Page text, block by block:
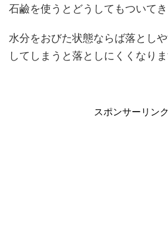
石鹼を使うとどうしてもついてき
水分をおびた状態ならば落とし
してしまうと落としにくくなりま
スポンサーリンク